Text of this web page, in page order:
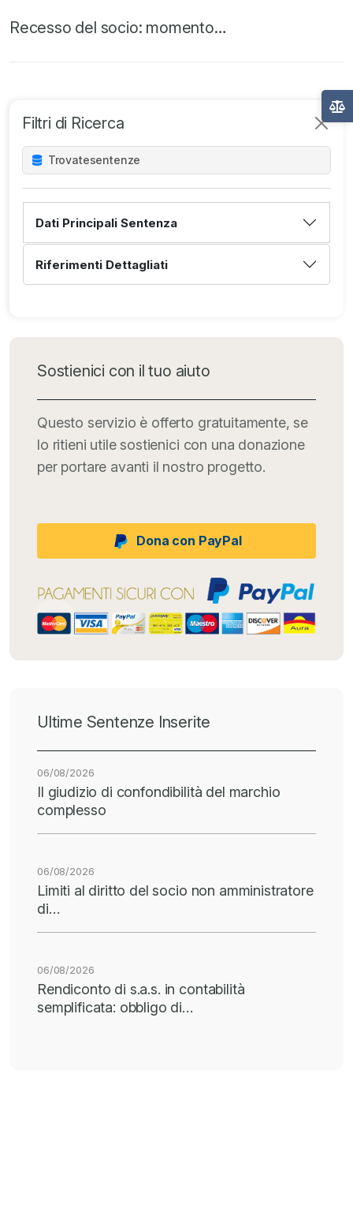
Recesso del socio: momento…
Filtri di Ricerca
Trovatesentenze
Dati Principali Sentenza
Riferimenti Dettagliati
Sostienici con il tuo aiuto
Questo servizio è offerto gratuitamente, se
lo ritieni utile sostienici con una donazione
per portare avanti il nostro progetto.
Dona con PayPal
Ultime Sentenze Inserite
06/08/2026
Il giudizio di confondibilità del marchio
complesso
06/08/2026
Limiti al diritto del socio non amministratore
di…
06/08/2026
Rendiconto di s.a.s. in contabilità
semplificata: obbligo di…